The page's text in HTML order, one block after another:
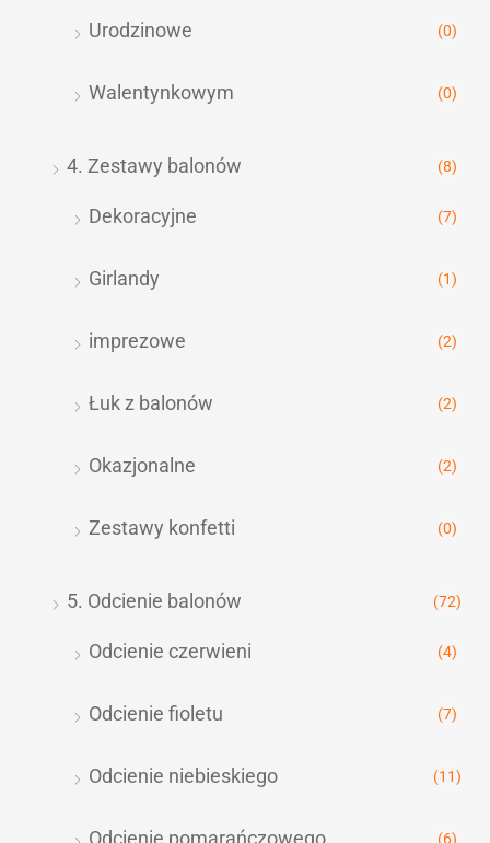
Urodzinowe (0)
Walentynkowym (0)
4. Zestawy balonów (8)
Dekoracyjne (7)
Girlandy (1)
imprezowe (2)
Łuk z balonów (2)
Okazjonalne (2)
Zestawy konfetti (0)
5. Odcienie balonów (72)
Odcienie czerwieni (4)
Odcienie fioletu (7)
Odcienie niebieskiego (11)
Odcienie pomarańczowego (6)